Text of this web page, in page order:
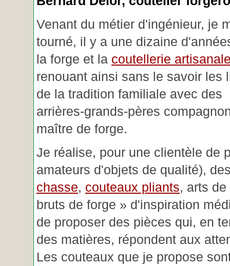
Venant du métier d'ingénieur, je
tourné, il y a une dizaine
la forge et la coutellerie
renouant ainsi sans le savoir les
de la tradition familiale avec des
arrières-grands-pères
maître de forge.
Je réalise, pour une clientèle de
amateurs d'objets de qualité),
chasse, couteaux pliants, arts
bruts de forge » d'inspiration
de proposer des pièces qui, en
des matières, répondent aux
Les couteaux que je propose